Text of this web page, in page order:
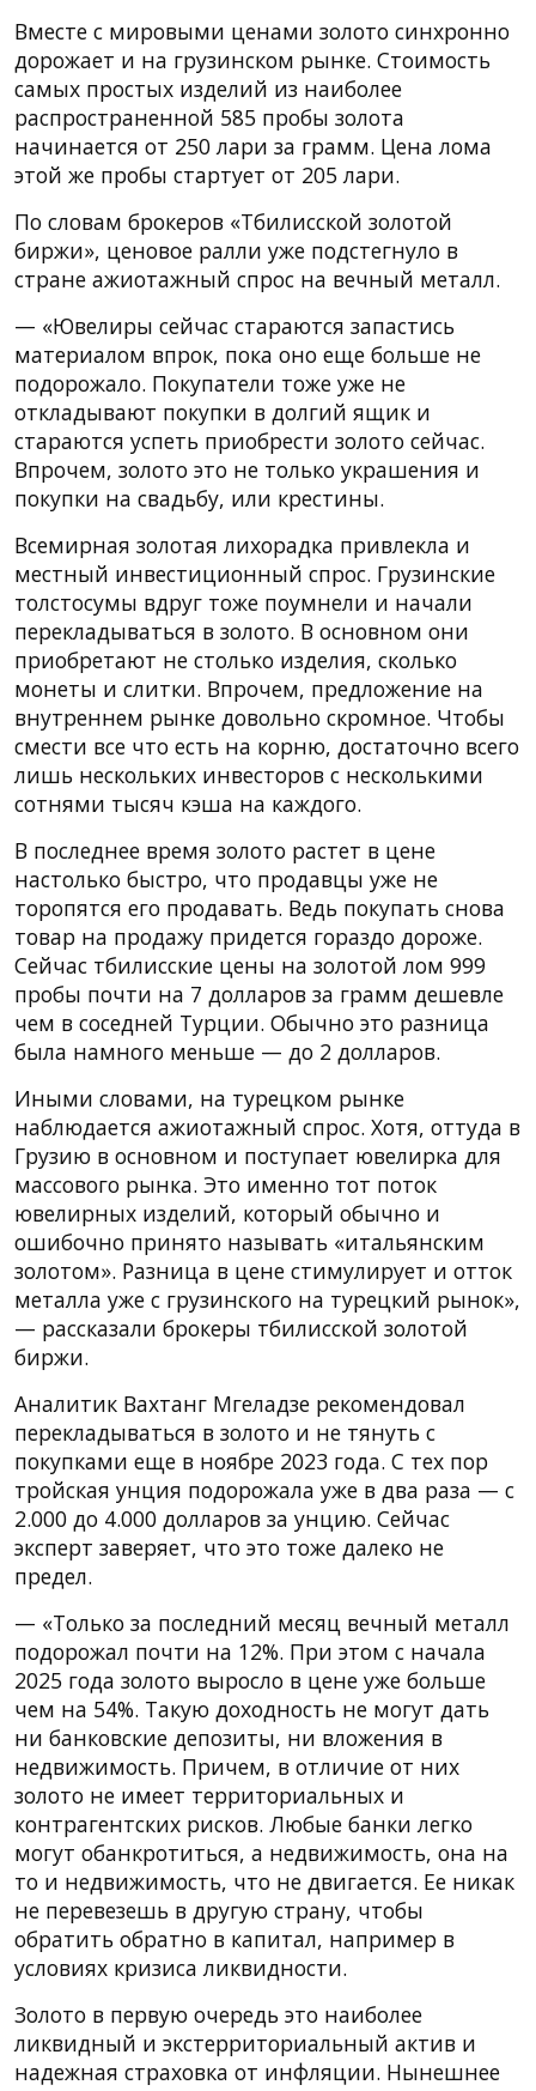
Вместе с мировыми ценами золото синхронно
дорожает и на грузинском рынке. Стоимость
самых простых изделий из наиболее
распространенной 585 пробы золота
начинается от 250 лари за грамм. Цена лома
этой же пробы стартует от 205 лари.
По словам брокеров «Тбилисской золотой
биржи», ценовое ралли уже подстегнуло в
стране ажиотажный спрос на вечный металл.
— «Ювелиры сейчас стараются запастись
материалом впрок, пока оно еще больше не
подорожало. Покупатели тоже уже не
откладывают покупки в долгий ящик и
стараются успеть приобрести золото сейчас.
Впрочем, золото это не только украшения и
покупки на свадьбу, или крестины.
Всемирная золотая лихорадка привлекла и
местный инвестиционный спрос. Грузинские
толстосумы вдруг тоже поумнели и начали
перекладываться в золото. В основном они
приобретают не столько изделия, сколько
монеты и слитки. Впрочем, предложение на
внутреннем рынке довольно скромное. Чтобы
смести все что есть на корню, достаточно всего
лишь нескольких инвесторов с несколькими
сотнями тысяч кэша на каждого.
В последнее время золото растет в цене
настолько быстро, что продавцы уже не
торопятся его продавать. Ведь покупать снова
товар на продажу придется гораздо дороже.
Сейчас тбилисские цены на золотой лом 999
пробы почти на 7 долларов за грамм дешевле
чем в соседней Турции. Обычно это разница
была намного меньше — до 2 долларов.
Иными словами, на турецком рынке
наблюдается ажиотажный спрос. Хотя, оттуда в
Грузию в основном и поступает ювелирка для
массового рынка. Это именно тот поток
ювелирных изделий, который обычно и
ошибочно принято называть «итальянским
золотом». Разница в цене стимулирует и отток
металла уже с грузинского на турецкий рынок»,
— рассказали брокеры тбилисской золотой
биржи.
Аналитик Вахтанг Мгеладзе рекомендовал
перекладываться в золото и не тянуть с
покупками еще в ноябре 2023 года. С тех пор
тройская унция подорожала уже в два раза — с
2.000 до 4.000 долларов за унцию. Сейчас
эксперт заверяет, что это тоже далеко не
предел.
— «Только за последний месяц вечный металл
подорожал почти на 12%. При этом с начала
2025 года золото выросло в цене уже больше
чем на 54%. Такую доходность не могут дать
ни банковские депозиты, ни вложения в
недвижимость. Причем, в отличие от них
золото не имеет территориальных и
контрагентских рисков. Любые банки легко
могут обанкротиться, а недвижимость, она на
то и недвижимость, что не двигается. Ее никак
не перевезешь в другую страну, чтобы
обратить обратно в капитал, например в
условиях кризиса ликвидности.
Золото в первую очередь это наиболее
ликвидный и экстерриториальный актив и
надежная страховка от инфляции. Нынешнее